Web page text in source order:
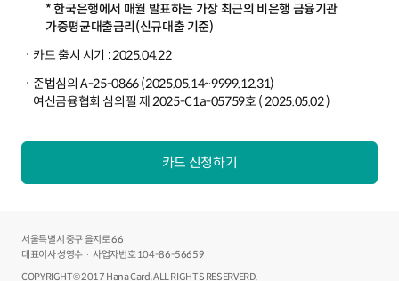
* 한국은행에서 매월 발표하는 가장 최근의 비은행 금융기관
가중평균대출금리(신규대출 기준)
카드 출시 시기 : 2025.04.22
준법심의 A-25-0866 (2025.05.14~9999.12.31)
여신금융협회 심의필 제 2025-C1a-05759호 ( 2025.05.02 )
카드 신청하기
서울특별시 중구 을지로 66
대표이사 성영수
사업자번호 104-86-56659
COPYRIGHT© 2017 Hana Card, ALL RIGHTS RESERVERD.